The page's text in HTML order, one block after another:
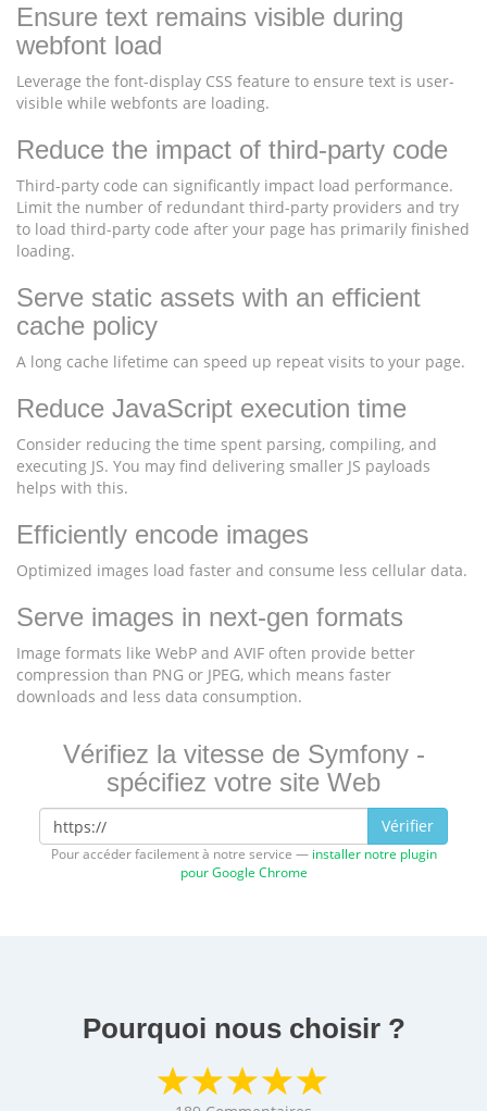
Ensure text remains visible during
webfont load
Leverage the font-display CSS feature to ensure text is user-
visible while webfonts are loading.
Reduce the impact of third-party code
Third-party code can significantly impact load performance.
Limit the number of redundant third-party providers and try
to load third-party code after your page has primarily finished
loading.
Serve static assets with an efficient
cache policy
A long cache lifetime can speed up repeat visits to your page.
Reduce JavaScript execution time
Consider reducing the time spent parsing, compiling, and
executing JS. You may find delivering smaller JS payloads
helps with this.
Efficiently encode images
Optimized images load faster and consume less cellular data.
Serve images in next-gen formats
Image formats like WebP and AVIF often provide better
compression than PNG or JPEG, which means faster
downloads and less data consumption.
Vérifiez la vitesse de Symfony -
spécifiez votre site Web
Vérifier
Pour accéder facilement à notre service — installer notre plugin
pour Google Chrome
Pourquoi nous choisir ?